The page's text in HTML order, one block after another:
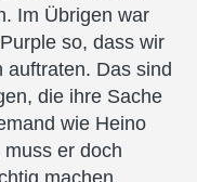
Im Übrigen war
so, dass wir
auftraten. Das sind
die ihre Sache
wie Heino
er doch
machen.